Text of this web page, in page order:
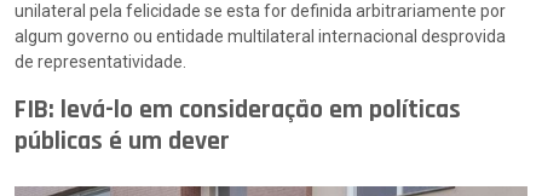
unilateral pela felicidade se esta for definida arbitrariamente por
algum governo ou entidade multilateral internacional desprovida
de representatividade.
FIB: levá-lo em consideração em políticas
públicas é um dever